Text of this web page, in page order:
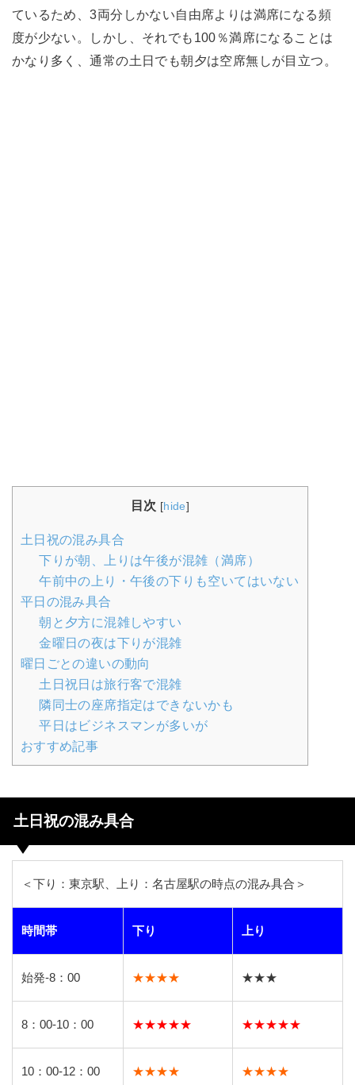
ているため、3両分しかない自由席よりは満席になる頻
度が少ない。しかし、それでも100％満席になることは
かなり多く、通常の土日でも朝夕は空席無しが目立つ。
目次 [hide]
土日祝の混み具合
下りが朝、上りは午後が混雑（満席）
午前中の上り・午後の下りも空いてはいない
平日の混み具合
朝と夕方に混雑しやすい
金曜日の夜は下りが混雑
曜日ごとの違いの動向
土日祝日は旅行客で混雑
隣同士の座席指定はできないかも
平日はビジネスマンが多いが
おすすめ記事
土日祝の混み具合
＜下り：東京駅、上り：名古屋駅の時点の混み具合＞
時間帯 下り 上り
始発-8：00 ★★★★ ★★★
8：00-10：00 ★★★★★ ★★★★★
10：00-12：00 ★★★★ ★★★★